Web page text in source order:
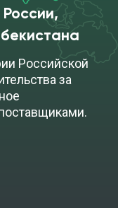
Российской
за